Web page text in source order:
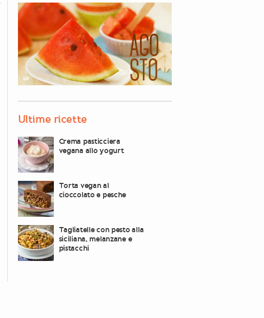
Ultime ricette
Crema pasticciera
vegana allo yogurt
Torta vegan al
cioccolato e pesche
Tagliatelle con pesto alla
siciliana, melanzane e
pistacchi